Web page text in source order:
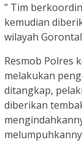
” Tim
kemudian
wilayah
Resmob Polres
melakukan
ditangkap,
diberikan